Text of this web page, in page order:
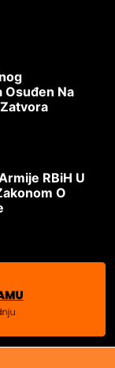
Osuđen Na
RBiH U
O